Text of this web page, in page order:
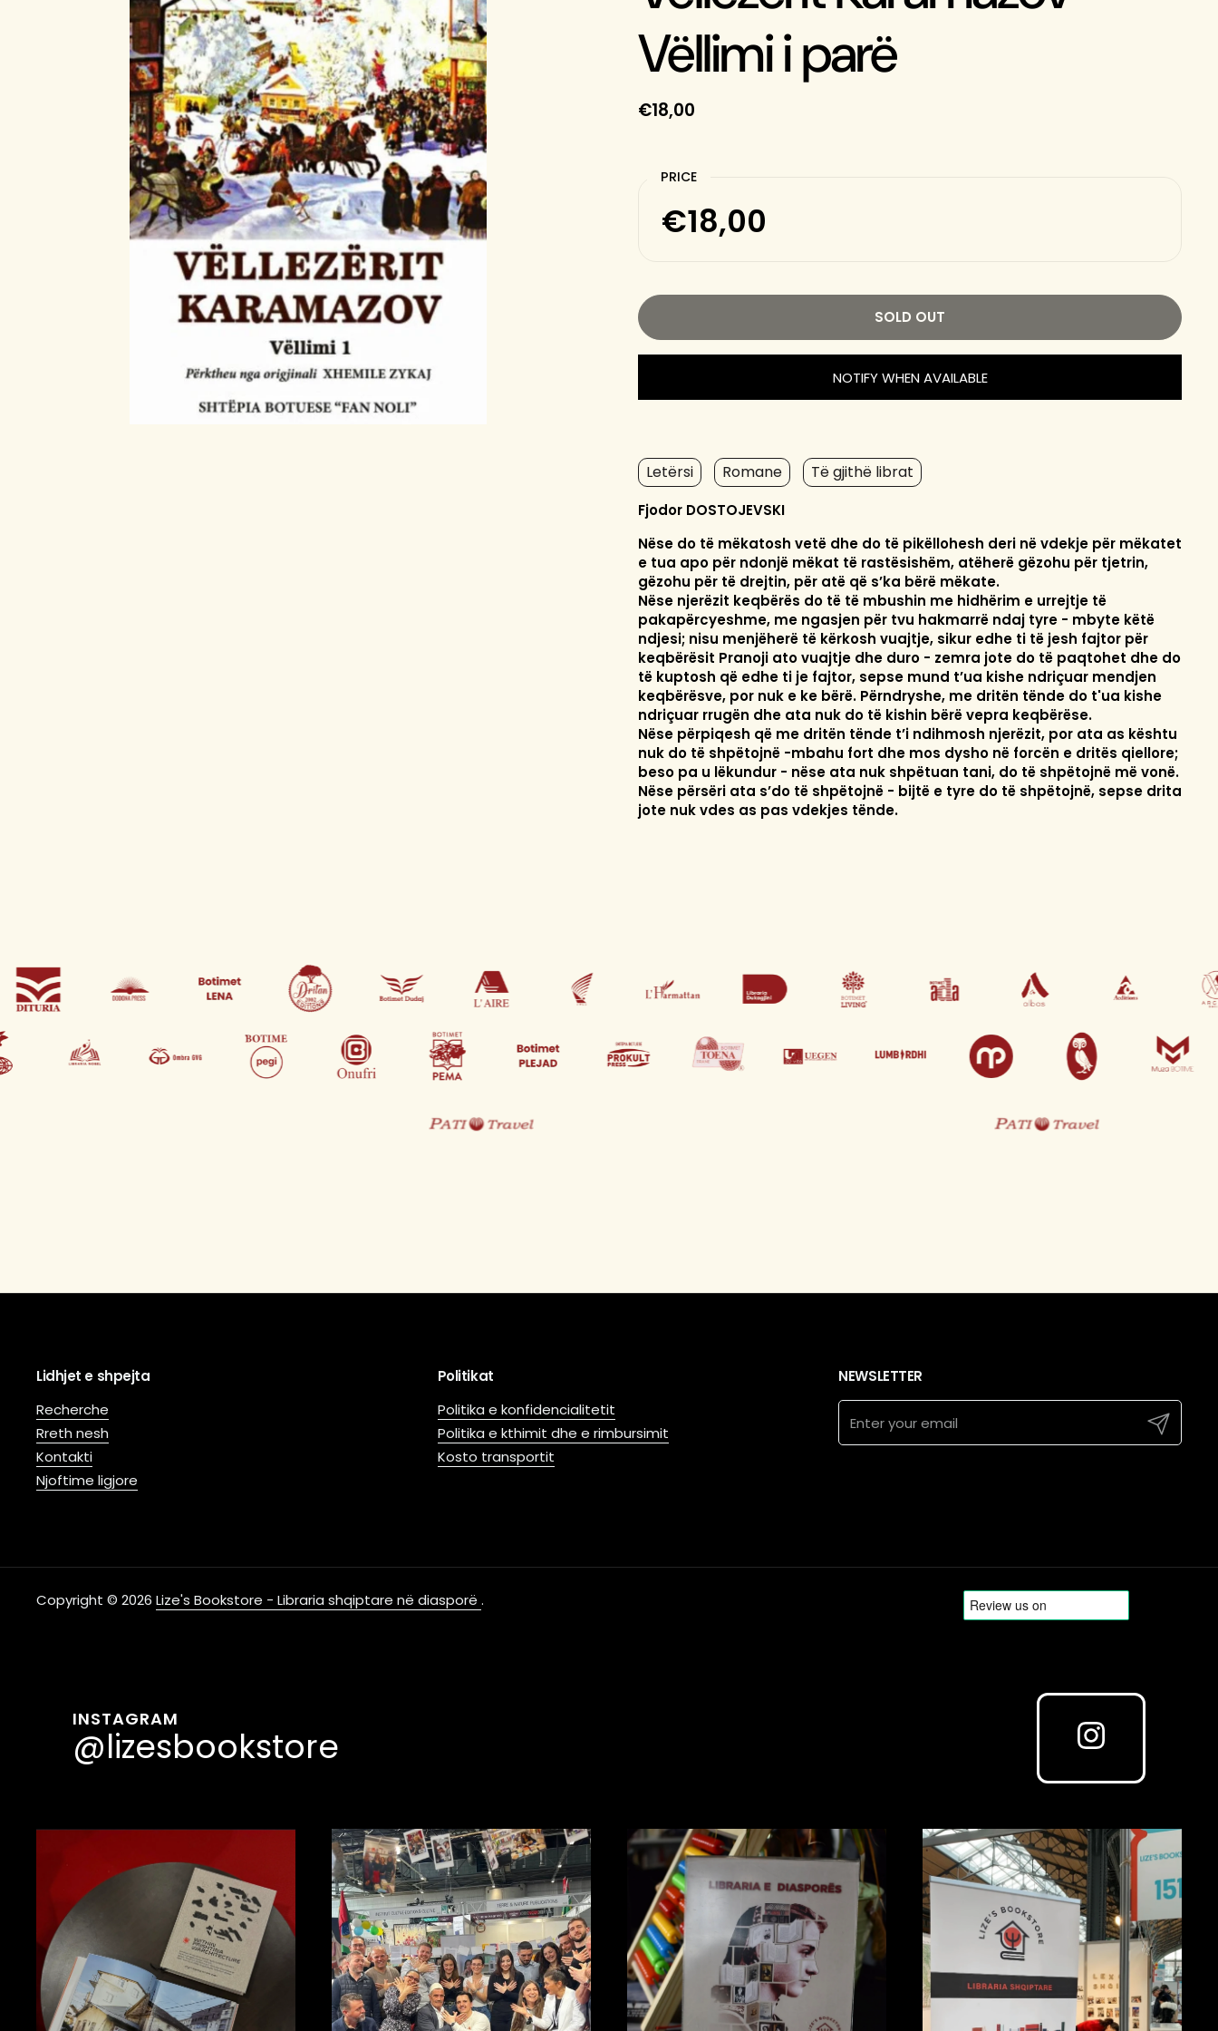
Vëllimi i parë
€18,00
PRICE
€18,00
SOLD OUT
NOTIFY WHEN AVAILABLE
Letërsi Romane Të gjithë librat
Fjodor DOSTOJEVSKI
Nëse do të mëkatosh vetë dhe do të pikëllohesh deri në vdekje për mëkatet
e tua apo për ndonjë mëkat të rastësishëm, atëherë gëzohu për tjetrin,
gëzohu për të drejtin, për atë që s’ka bërë mëkate.
Nëse njerëzit keqbërës do të të mbushin me hidhërim e urrejtje të
pakapërcyeshme, me ngasjen për tvu hakmarrë ndaj tyre - mbyte këtë
ndjesi; nisu menjëherë të kërkosh vuajtje, sikur edhe ti të jesh fajtor për
keqbërësit Pranoji ato vuajtje dhe duro - zemra jote do të paqtohet dhe do
të kuptosh që edhe ti je fajtor, sepse mund t’ua kishe ndriçuar mendjen
keqbërësve, por nuk e ke bërë. Përndryshe, me dritën tënde do t'ua kishe
ndriçuar rrugën dhe ata nuk do të kishin bërë vepra keqbërëse.
Nëse përpiqesh që me dritën tënde t’i ndihmosh njerëzit, por ata as kështu
nuk do të shpëtojnë -mbahu fort dhe mos dysho në forcën e dritës qiellore;
beso pa u lëkundur - nëse ata nuk shpëtuan tani, do të shpëtojnë më vonë.
Nëse përsëri ata s’do të shpëtojnë - bijtë e tyre do të shpëtojnë, sepse drita
jote nuk vdes as pas vdekjes tënde.
Lidhjet e shpejta
Recherche
Rreth nesh
Kontakti
Njoftime ligjore
Politikat
Politika e konfidencialitetit
Politika e kthimit dhe e rimbursimit
Kosto transportit
NEWSLETTER
Submit
Copyright © 2026 Lize's Bookstore - Libraria shqiptare në diasporë .
INSTAGRAM
@lizesbookstore